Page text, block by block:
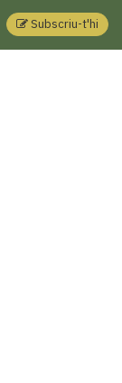
Subscriu-t'hi